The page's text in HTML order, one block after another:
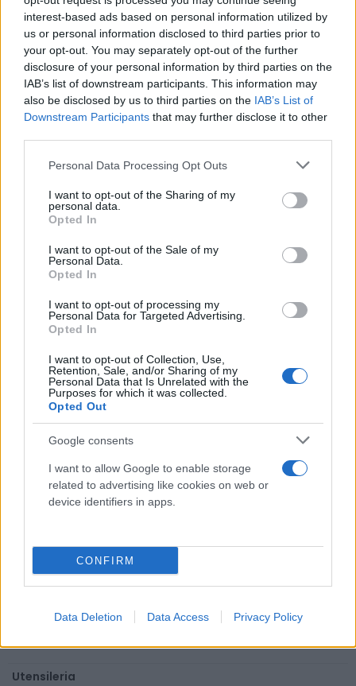
interest-based ads based on personal information utilized by
us or personal information disclosed to third parties prior to
your opt-out. You may separately opt-out of the further
disclosure of your personal information by third parties on the
IAB’s list of downstream participants. This information may
also be disclosed by us to third parties on the IAB’s List of
Downstream Participants that may further disclose it to other
Please note that this website/app uses one or more Google
not limited to your visit or usage behaviour. You may click to
grant or deny consent to Google and its third-party tags to
use your data for below specified purposes in below Google
consent section.
Personal Data Processing Opt Outs
I want to opt-out of the Sharing of my
personal data.
Opted In
I want to opt-out of the Sale of my
Personal Data.
Opted In
I want to opt-out of processing my
Personal Data for Targeted Advertising.
Opted In
I want to opt-out of Collection, Use,
Retention, Sale, and/or Sharing of my
Personal Data that Is Unrelated with the
Purposes for which it was collected.
Opted Out
Google consents
I want to allow Google to enable storage
related to advertising like cookies on web or
device identifiers in apps.
CONFIRM
Data Deletion Data Access Privacy Policy
Saldatrice ad elettrodo professionale Jasic Lift Tig 160A
Pro Arc160 Z211
( 0 recensioni )
Categorie
Abrasivi
I prodotti abrasivi
Antincendio
Estintori
Antinfortunistica
Calzature
Guanti
Abbigliamento alta visibilità
Bombolette spray
Detergente mani
Utensileria